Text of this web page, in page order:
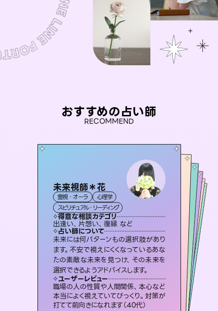
おすすめの占い師
RECOMMEND
未来視師＊花
霊視・オーラ
心理学
スピリチュアル・リーディング
得意な相談カテゴリ
出逢い、片想い、復縁 など
占い師について
未来には何パターンもの選択肢があり
ます。不安で視えにくくなっているあな
たの素敵な未来を見つけ、その未来を
選択できるようアドバイスします。
ユーザーレビュー
職場の人の性質や人間関係、本心など
本当によく視えていてびっくり。対策が
打てて前向きになれます（40代）
おう 霊感オラクル
霊視・オーラ
オラクルカード
得意な相談カテゴリ
恋愛総合、あの人の気持ち など
占い師について
霊視×オラクルカードを使って「今」と
「未来」そして「気になるあの人の気持
ち」まで丁寧に読み解き、恋や人生のヒ
ントを優しく引き出します。
ユーザーレビュー
不安な気持ちが嘘みたいに晴れまし
た…！よく視えていらっしゃるんだなと
感じました（40代 女性）
彗望（すいぼう
霊視・オーラ
スピリチュアル・リーディング
得意な相談カテゴリ
片想い、あの人の気持ち、復縁 など
占い師について
3,700年以上の歴史を持つ東洋最古の
占術「易占」で詳細まで占い、幸せへ向
かう道筋を示します。厳しい結果にも具
体的な対策をお伝えします。
ユーザーレビュー
複雑な背景もしっかり聞いて鑑定して
いただけました。気持ちが楽になりまし
た（50代 女性）
アイリス -iris-
西洋占星術
ルーン
得意な相談カテゴリ
恋愛総合、片想い、二人の未来 など
占い師について
復縁、恋愛、不倫の行方、同性愛や片思い、仕事関係や借金問題まで知りたいことや心の負担になっていることを紐解き、背中をそっと押して導きます。
ユーザーレビュー
安心感のあり、言い切ってくれる所や濁
さない鑑定のおかげで、毎回自分の気
持ちを整えられます（30代 男性）
桃源珠羽
霊視・オーラ
スピリチュアル・リーディング
得意な相談カテゴリ
片想い、あの人の気持ち、復縁 など
占い師について
恋愛のお悩みの中でも特に「曖昧な関
係」の相談を得意としており、友達以上
恋人未満なお相手との今後や本音を丁
寧に読み解き恋愛成就へと導きます。
ユーザーレビュー
鑑定していただいてアドバイス通りに行
動すると仲が復活してきました。ありが
とうございました（40代 女性）
セラピスト理恵
霊視・オーラ タロット
スピリチュアル・リーディング
得意な相談カテゴリ
片想い、二人の未来、年の差 など
占い師について
連絡再開、復縁、成就などの報告実績
多数。セラピストとして2万超の施術経
験があるからこそできる鑑定で、より良
い未来をサポートします。
ユーザーレビュー
とても心温まる鑑定でした。しかもこち
らは何も言っていないのに視えていらっ
しゃるんだなと驚きです（30代女性）